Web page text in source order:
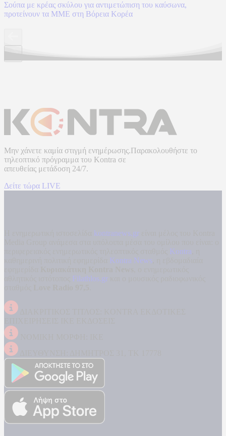
Σούπα με κρέας σκύλου για αντιμετώπιση του καύσωνα,
προτείνουν τα ΜΜΕ στη Βόρεια Κορέα
Μην χάνετε καμία στιγμή ενημέρωσης.Παρακολουθήστε το
τηλεοπτικό πρόγραμμα του Kontra σε
απευθείας μετάδοση 24/7.
Δείτε τώρα LIVE
kontranews.gr
Kontra
Kontra News
Filathlos.gr